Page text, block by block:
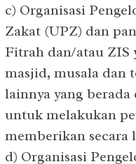
c) Organisasi
Zakat (UPZ) dan
Fitrah dan/atau ZIS
masjid, musala dan
lainnya yang
untuk melakukan
memberikan secara
d) Organisasi